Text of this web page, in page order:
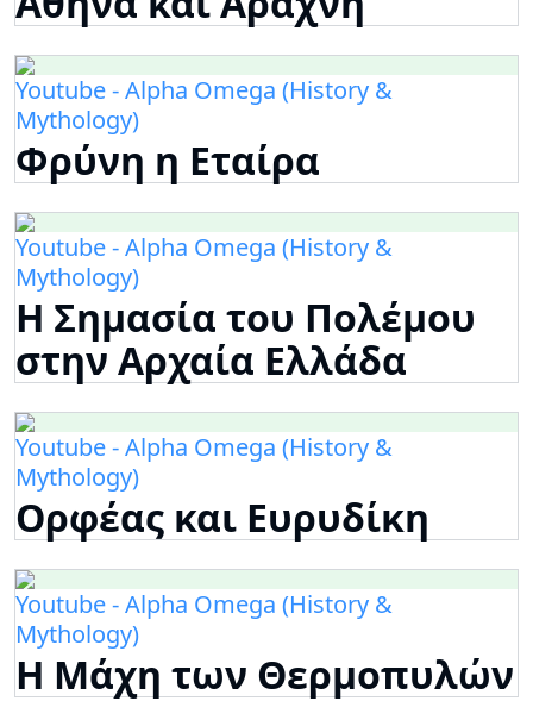
Youtube - Alpha Omega (History &
Mythology)
Φρύνη η Εταίρα
Youtube - Alpha Omega (History &
Mythology)
Η Σημασία του Πολέμου
στην Αρχαία Ελλάδα
Youtube - Alpha Omega (History &
Mythology)
Ορφέας και Ευρυδίκη
Youtube - Alpha Omega (History &
Mythology)
Η Μάχη των Θερμοπυλών